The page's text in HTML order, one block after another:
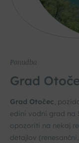
Ponudba
Grad
Grad Otočec,
edini vodni grad na
opozoriti na nekaj
detajlov